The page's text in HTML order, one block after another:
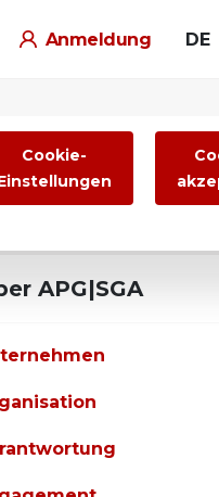
Anmeldung DE
APG|SGA
Cookie-